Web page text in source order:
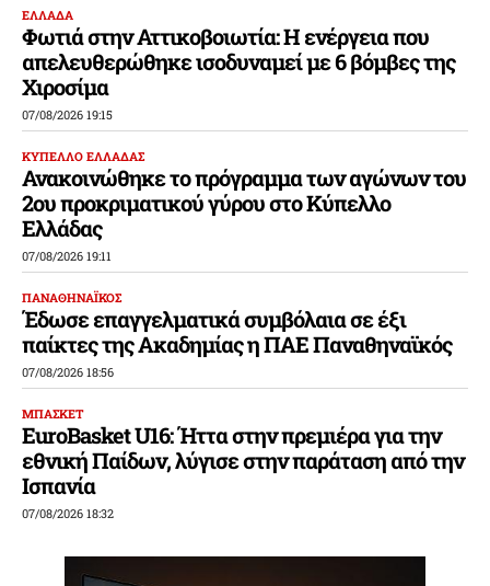
ΕΛΛΑΔΑ
Φωτιά στην Αττικοβοιωτία: Η ενέργεια που
απελευθερώθηκε ισοδυναμεί με 6 βόμβες της
Χιροσίμα
07/08/2026 19:15
ΚΥΠΕΛΛΟ ΕΛΛΑΔΑΣ
Ανακοινώθηκε το πρόγραμμα των αγώνων του
2ου προκριματικού γύρου στο Κύπελλο
Ελλάδας
07/08/2026 19:11
ΠΑΝΑΘΗΝΑΪΚΟΣ
Έδωσε επαγγελματικά συμβόλαια σε έξι
παίκτες της Ακαδημίας η ΠΑΕ Παναθηναϊκός
07/08/2026 18:56
ΜΠΑΣΚΕΤ
EuroBasket U16: Ήττα στην πρεμιέρα για την
εθνική Παίδων, λύγισε στην παράταση από την
Ισπανία
07/08/2026 18:32